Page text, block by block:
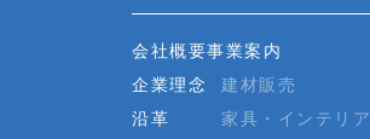
会社概要
企業理念
沿革
事業案内
建材販売
家具・インテリア